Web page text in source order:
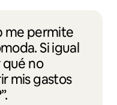
me permite
Si igual
qué no
mis gastos